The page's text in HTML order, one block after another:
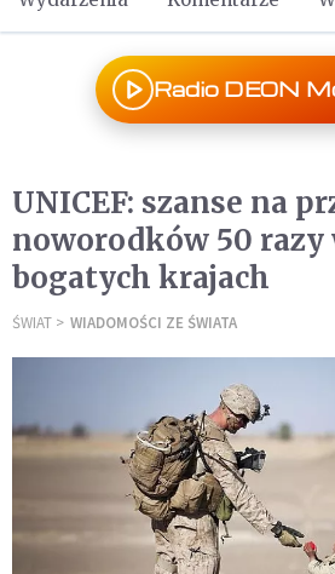
Radio DEON
UNICEF: szanse na
noworodków 50 razy
bogatych krajach
ŚWIAT WIADOMOŚCI ZE ŚWIATA